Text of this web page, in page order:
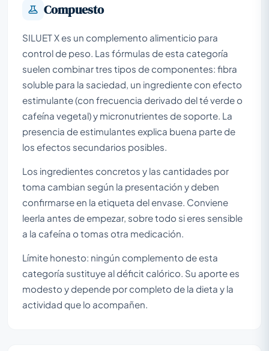
Compuesto
SILUET X es un complemento alimenticio para
control de peso. Las fórmulas de esta categoría
suelen combinar tres tipos de componentes: fibra
soluble para la saciedad, un ingrediente con efecto
estimulante (con frecuencia derivado del té verde o
cafeína vegetal) y micronutrientes de soporte. La
presencia de estimulantes explica buena parte de
los efectos secundarios posibles.
Los ingredientes concretos y las cantidades por
toma cambian según la presentación y deben
confirmarse en la etiqueta del envase. Conviene
leerla antes de empezar, sobre todo si eres sensible
a la cafeína o tomas otra medicación.
Límite honesto: ningún complemento de esta
categoría sustituye al déficit calórico. Su aporte es
modesto y depende por completo de la dieta y la
actividad que lo acompañen.